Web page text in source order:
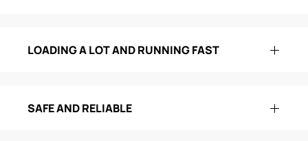
LOADING A LOT AND RUNNING FAST
SAFE AND RELIABLE